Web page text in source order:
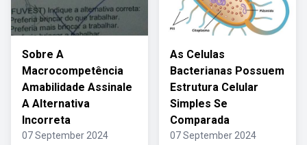
Sobre A
Macrocompetência
Amabilidade Assinale
A Alternativa
Incorreta
07 September 2024
As Celulas
Bacterianas Possuem
Estrutura Celular
Simples Se
Comparada
07 September 2024